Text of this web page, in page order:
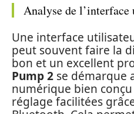
Analyse de
Une interface
peut souvent faire la
bon et un excellent
Pump 2 se démarque
numérique bien
réglage facilitées